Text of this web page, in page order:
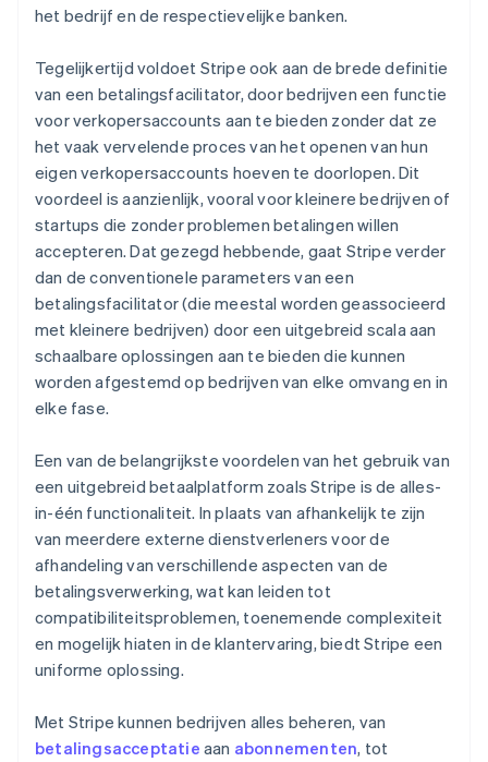
het bedrijf en de respectievelijke banken.
Tegelijkertijd voldoet Stripe ook aan de brede definitie
van een betalingsfacilitator, door bedrijven een functie
voor verkopersaccounts aan te bieden zonder dat ze
het vaak vervelende proces van het openen van hun
eigen verkopersaccounts hoeven te doorlopen. Dit
voordeel is aanzienlijk, vooral voor kleinere bedrijven of
startups die zonder problemen betalingen willen
accepteren. Dat gezegd hebbende, gaat Stripe verder
dan de conventionele parameters van een
betalingsfacilitator (die meestal worden geassocieerd
met kleinere bedrijven) door een uitgebreid scala aan
schaalbare oplossingen aan te bieden die kunnen
worden afgestemd op bedrijven van elke omvang en in
elke fase.
Een van de belangrijkste voordelen van het gebruik van
een uitgebreid betaalplatform zoals Stripe is de alles-
in-één functionaliteit. In plaats van afhankelijk te zijn
van meerdere externe dienstverleners voor de
afhandeling van verschillende aspecten van de
betalingsverwerking, wat kan leiden tot
compatibiliteitsproblemen, toenemende complexiteit
en mogelijk hiaten in de klantervaring, biedt Stripe een
uniforme oplossing.
Met Stripe kunnen bedrijven alles beheren, van
betalingsacceptatie aan abonnementen, tot